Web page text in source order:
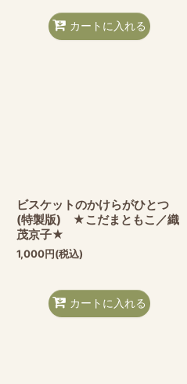
カートに入れる
ビスケットのかけらがひとつ
(特製版) ★こだまともこ／織
茂京子★
1,000円(税込)
カートに入れる